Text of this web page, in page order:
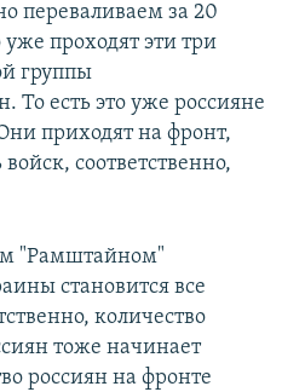
переваливаем за 20
проходят эти три
группы
То есть это уже россияне
приходят на фронт,
соответственно,
"Рамштайном"
становится все
количество
тоже начинает
россиян на фронте